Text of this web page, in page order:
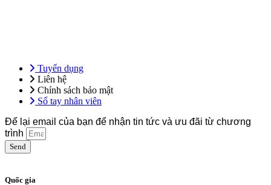
Tuyển dụng
Liên hệ
Chính sách bảo mật
Sổ tay nhân viên
Để lại email của bạn để nhận tin tức và ưu đãi từ chương
trình
Send
Quốc gia